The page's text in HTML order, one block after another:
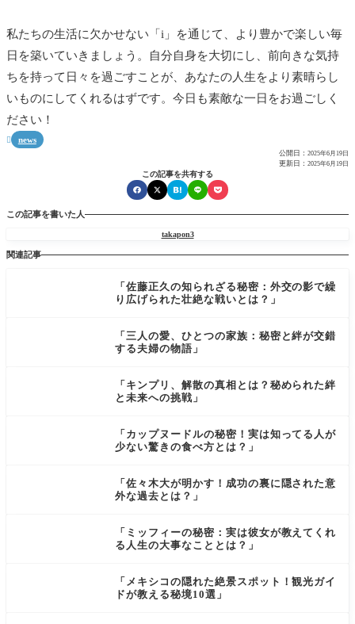
私たちの生活に欠かせない「i」を通じて、より豊かで楽しい毎
日を築いていきましょう。自分自身を大切にし、前向きな気持
ちを持って日々を過ごすことが、あなたの人生をより素晴らし
いものにしてくれるはずです。今日も素敵な一日をお過ごしく
ださい！
 news
公開日： 2025年6月19日
更新日： 2025年6月19日
この記事を共有する
この記事を書いた人
takapon3
関連記事
「佐藤正久の知られざる秘密：外交の影で繰
り広げられた壮絶な戦いとは？」
「三人の愛、ひとつの家族：秘密と絆が交錯
する夫婦の物語」
「キンプリ、解散の真相とは？秘められた絆
と未来への挑戦」
「カップヌードルの秘密！実は知ってる人が
少ない驚きの食べ方とは？」
「佐々木大が明かす！成功の裏に隠された意
外な過去とは？」
「ミッフィーの秘密：実は彼女が教えてくれ
る人生の大事なこととは？」
「メキシコの隠れた絶景スポット！観光ガイ
ドが教える秘境10選」